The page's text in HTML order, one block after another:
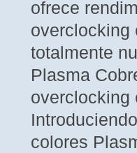
ofrece
overclocking
totalmente
Plasma
overclocking
colores